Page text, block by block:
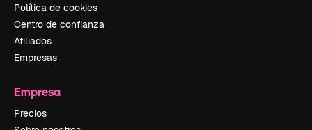
Política de cookies
Centro de confianza
Afiliados
Empresas
Empresa
Precios